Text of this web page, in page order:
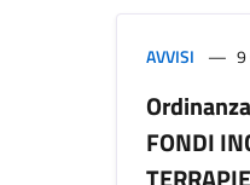
AVVISI 9
FONDI